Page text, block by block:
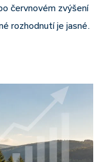
červnovém zvýšení
rozhodnutí je jasné.